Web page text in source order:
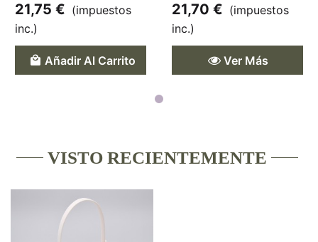
21,75 € (impuestos
inc.)
Añadir Al Carrito
21,70 € (impuestos
inc.)
Ver Más
VISTO RECIENTEMENTE